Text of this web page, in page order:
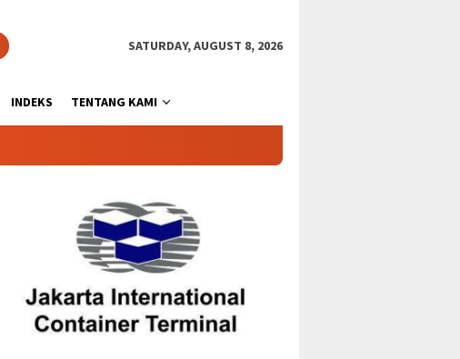
SATURDAY, AUGUST 8, 2026
INDEKS TENTANG KAMI